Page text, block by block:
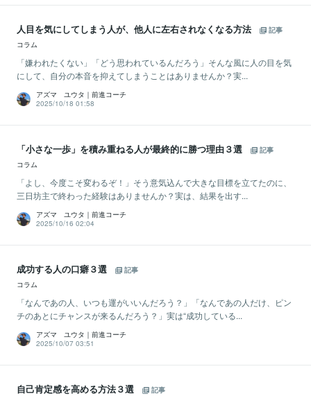
人目を気にしてしまう人が、他人に左右されなくなる方法
記事
コラム
「嫌われたくない」「どう思われているんだろう」そんな風に人の目を気
にして、自分の本音を抑えてしまうことはありませんか？実...
アズマ ユウタ｜前進コーチ
2025/10/18 01:58
「小さな一歩」を積み重ねる人が最終的に勝つ理由３選
記事
コラム
「よし、今度こそ変わるぞ！」そう意気込んで大きな目標を立てたのに、
三日坊主で終わった経験はありませんか？実は、結果を出す...
アズマ ユウタ｜前進コーチ
2025/10/16 02:04
成功する人の口癖３選
記事
コラム
「なんであの人、いつも運がいいんだろう？」「なんであの人だけ、ピン
チのあとにチャンスが来るんだろう？」実は“成功している...
アズマ ユウタ｜前進コーチ
2025/10/07 03:51
自己肯定感を高める方法３選
記事